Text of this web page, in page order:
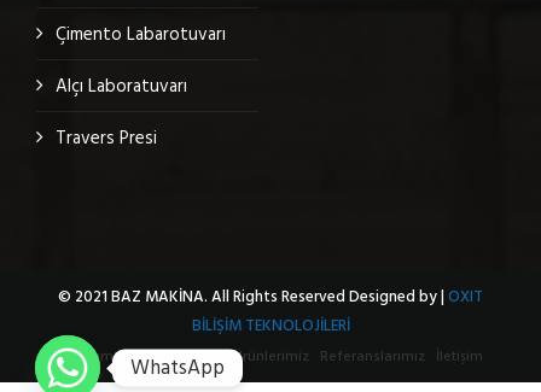
Çimento Labarotuvarı
Alçı Laboratuvarı
Travers Presi
© 2021 BAZ MAKİNA. All Rights Reserved Designed by |OXIT
BİLİŞİM TEKNOLOJİLERİ
Hakkımızda Sertifikalar Ürünlerimiz Referanslarımız İletişim
WhatsApp